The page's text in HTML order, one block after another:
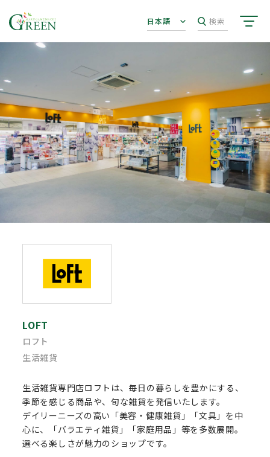
日本語 検索
LOFT
ロフト
生活雑貨
生活雑貨専門店ロフトは、毎日の暮らしを豊かにする、
季節を感じる商品や、旬な雑貨を発信いたします。
デイリーニーズの高い「美容・健康雑貨」「文具」を中
心に、「バラエティ雑貨」「家庭用品」等を多数展開。
選べる楽しさが魅力のショップです。